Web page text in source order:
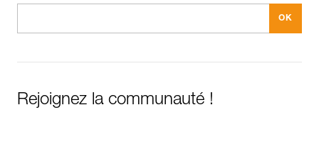
Rejoignez la communauté !